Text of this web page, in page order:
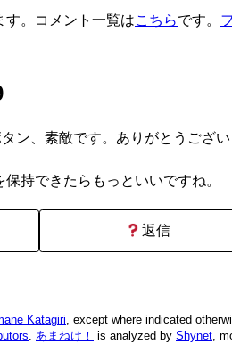
す。コメント一覧はこちらです。
ン、素敵です。ありがとうござ
持できたらもっといいですね。
返信
Katagiri, except where indicated
. あまねけ！ is analyzed by Shynet,